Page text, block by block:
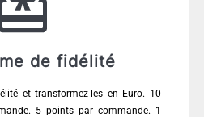
de fidélité
et transformez-les en Euro. 10
5 points par commande. 1